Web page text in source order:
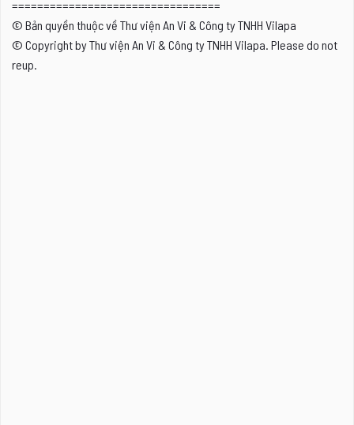
=================================
© Bản quyền thuộc về Thư viện An Vi & Công ty TNHH Vilapa
© Copyright by Thư viện An Vi & Công ty TNHH Vilapa. Please do not
reup.